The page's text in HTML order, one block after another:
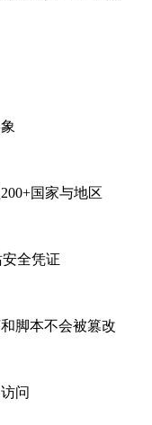
国家与地区
全凭证
脚本不会被篡改
问